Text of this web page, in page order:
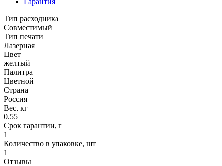
Тип расходника
Совместимый
Тип печати
Лазерная
Цвет
желтый
Палитра
Цветной
Страна
Россия
Вес, кг
0.55
Срок гарантии, г
1
Количество в упаковке, шт
1
Отзывы